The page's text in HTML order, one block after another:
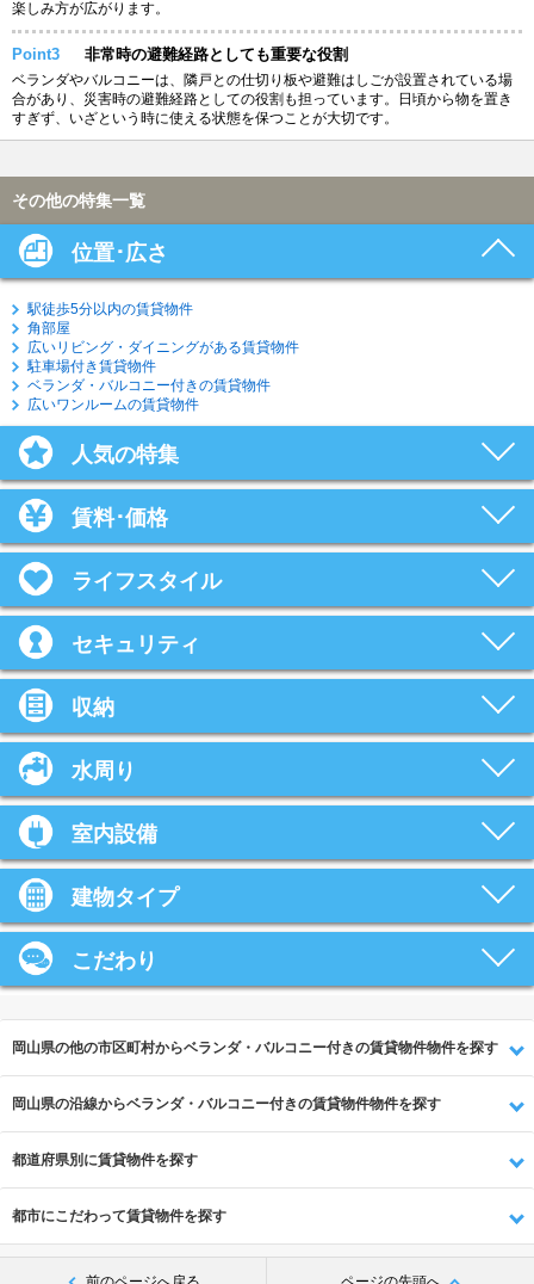
楽しみ方が広がります。
Point3 非常時の避難経路としても重要な役割
ベランダやバルコニーは、隣戸との仕切り板や避難はしごが設置されている場
合があり、災害時の避難経路としての役割も担っています。日頃から物を置き
すぎず、いざという時に使える状態を保つことが大切です。
その他の特集一覧
位置･広さ
駅徒歩5分以内の賃貸物件
角部屋
広いリビング・ダイニングがある賃貸物件
駐車場付き賃貸物件
ベランダ・バルコニー付きの賃貸物件
広いワンルームの賃貸物件
人気の特集
賃料･価格
ライフスタイル
セキュリティ
収納
水周り
室内設備
建物タイプ
こだわり
岡山県の他の市区町村からベランダ・バルコニー付きの賃貸物件物件を探す
岡山県の沿線からベランダ・バルコニー付きの賃貸物件物件を探す
都道府県別に賃貸物件を探す
都市にこだわって賃貸物件を探す